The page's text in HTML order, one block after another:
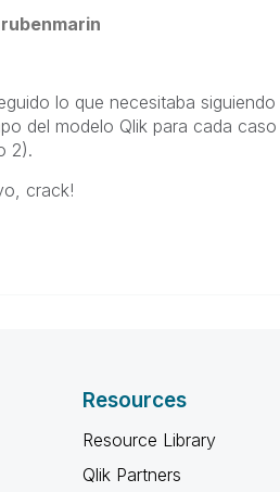
rubenmarin
lo que necesitaba
del modelo Qlik para cada
2).
crack!
Resources
Resource Library
Qlik Partners